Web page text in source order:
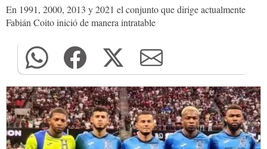
En 1991, 2000, 2013 y 2021 el conjunto que dirige actualmente
Fabián Coito inició de manera intratable